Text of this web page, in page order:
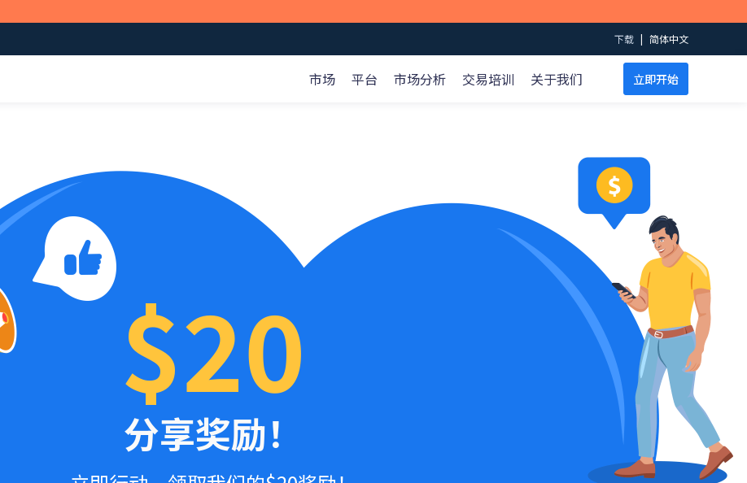
下载 | 简体中文
市场
商品
平台
、Web和MT5交易平台。
谷歌商店 网页端
市场分析
财经日历
EIA原油报告
交易培训
基础
Level 1
Level 2
关于我们
关于我们
立即开始
$20
分享奖励！